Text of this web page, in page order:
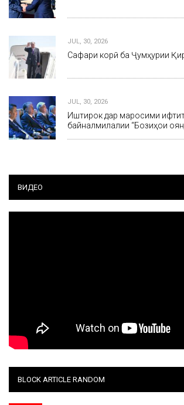
JUL, 30, 2026
Сафари корӣ ба Ҷумҳурии
JUL, 30, 2026
Иштирок дар маросими
байналмилалии “Бозиҳои
ВИДЕО
BLOCK ARTICLE RANDOM